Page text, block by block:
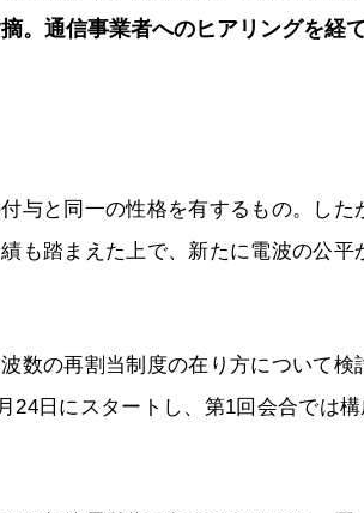
。通信事業者へのヒアリングを経
与と同一の性格を有するもの。した
も踏まえた上で、新たに電波の公平
数の再割当制度の在り方について検
日にスタートし、第1回会合では構